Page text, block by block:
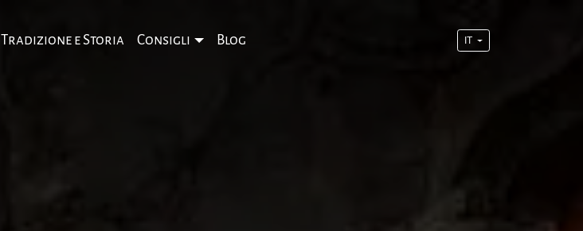
Tradizione e Storia Consigli Blog IT